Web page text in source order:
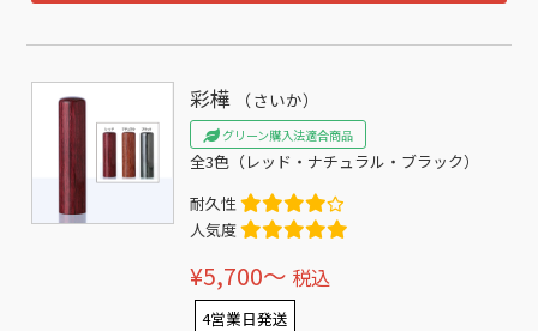
彩樺 （さいか）
グリーン購入法適合商品
全3色（レッド・ナチュラル・ブラック）
耐久性
人気度
¥5,700〜 税込
4営業日発送